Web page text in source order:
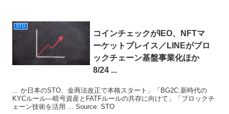
STO
コインチェックがIEO、NFTマ
ーケットプレイス／LINEがブロ
ックチェーン基盤事業化ほか
8/24 ...
... か日本のSTO、金商法改正で本格スタート」「BG2C:新時代の
KYCルール―暗号資産とFATFルールの共存に向けて」「ブロックチ
ェーン技術を活用 ... Source: STO